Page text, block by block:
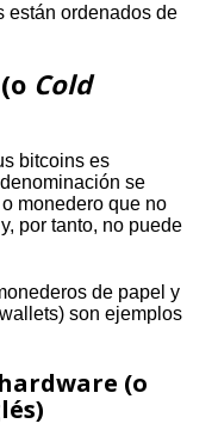
están ordenados de
Cold
bitcoins es
se
monedero que no
por tanto, no puede
de papel y
son ejemplos
(o